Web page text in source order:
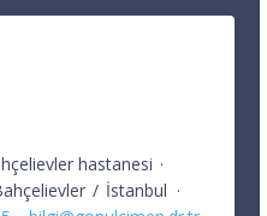
hastanesi ·
/ İstanbul ·